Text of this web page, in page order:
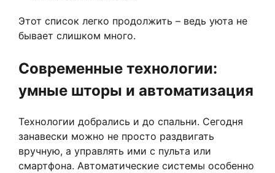
Этот список легко продолжить – ведь уюта не
бывает слишком много.
Современные технологии:
умные шторы и автоматизация
Технологии добрались и до спальни. Сегодня
занавески можно не просто раздвигать
вручную, а управлять ими с пульта или
смартфона. Автоматические системы особенно